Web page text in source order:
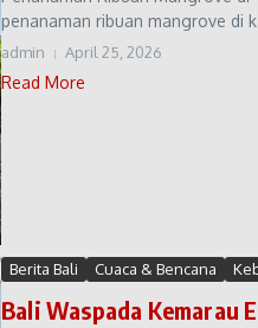
penanaman ribuan mangrove di
admin April 25, 2026
Read More
Berita Bali Cuaca & Bencana
Bali Waspada Kemarau